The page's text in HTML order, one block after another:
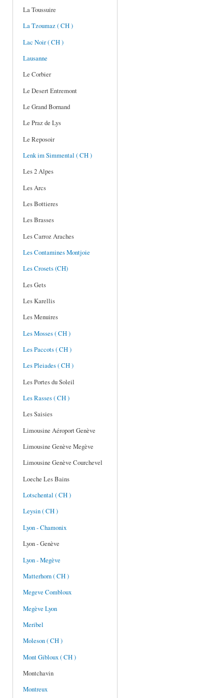
La Toussuire
La Tzoumaz ( CH )
Lac Noir ( CH )
Lausanne
Le Corbier
Le Desert Entremont
Le Grand Bornand
Le Praz de Lys
Le Reposoir
Lenk im Simmental ( CH )
Les 2 Alpes
Les Arcs
Les Bottieres
Les Brasses
Les Carroz Araches
Les Contamines Montjoie
Les Crosets (CH)
Les Gets
Les Karellis
Les Menuires
Les Mosses ( CH )
Les Paccots ( CH )
Les Pleiades ( CH )
Les Portes du Soleil
Les Rasses ( CH )
Les Saisies
Limousine Aéroport Genève
Limousine Genève Megève
Limousine Genève Courchevel
Loeche Les Bains
Lotschental ( CH )
Leysin ( CH )
Lyon - Chamonix
Lyon - Genève
Lyon - Megève
Matterhorn ( CH )
Megeve Combloux
Megève Lyon
Meribel
Moleson ( CH )
Mont Gibloux ( CH )
Montchavin
Montreux